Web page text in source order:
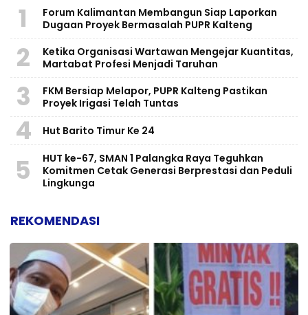
1
Forum Kalimantan Membangun Siap Laporkan
Dugaan Proyek Bermasalah PUPR Kalteng
2
Ketika Organisasi Wartawan Mengejar Kuantitas,
Martabat Profesi Menjadi Taruhan
3
FKM Bersiap Melapor, PUPR Kalteng Pastikan
Proyek Irigasi Telah Tuntas
4 Hut Barito Timur Ke 24
5
HUT ke-67, SMAN 1 Palangka Raya Teguhkan
Komitmen Cetak Generasi Berprestasi dan Peduli
Lingkunga
REKOMENDASI